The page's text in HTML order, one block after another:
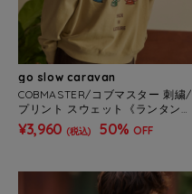
go slow caravan
COBMASTER/コブマスター 刺繍/
プリント スウェット《ランタン》
(MENS)
¥3,960 (税込) 50% OFF